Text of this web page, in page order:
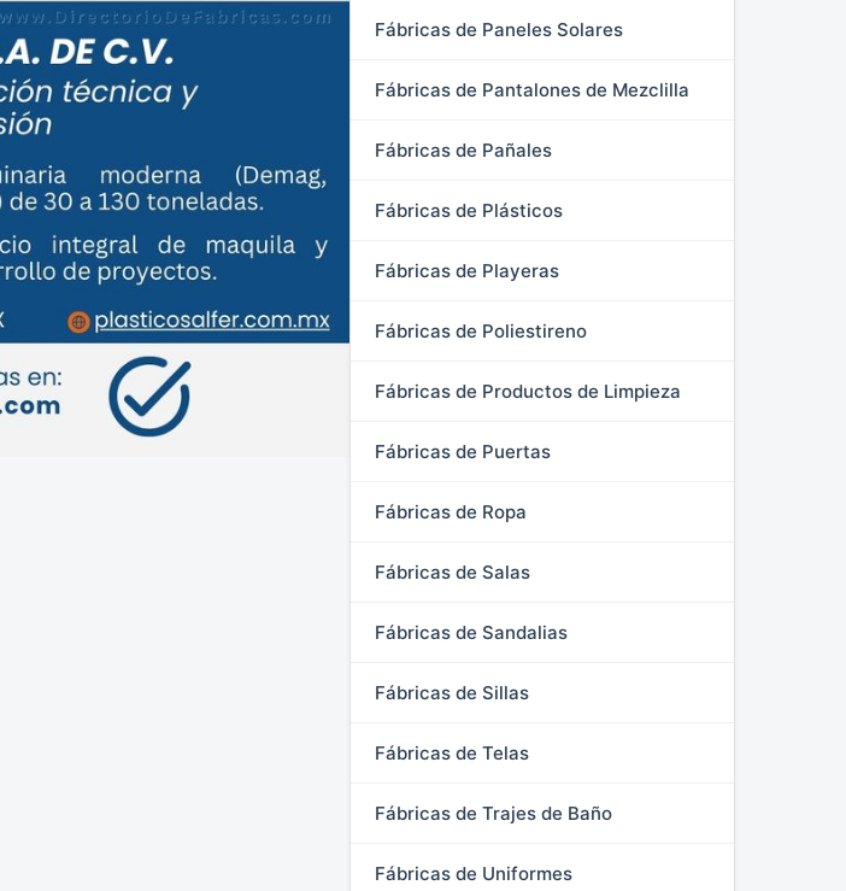
Fábricas de Paneles Solares
Fábricas de Pantalones de Mezclilla
Fábricas de Pañales
Fábricas de Plásticos
Fábricas de Playeras
Fábricas de Poliestireno
Fábricas de Productos de Limpieza
Fábricas de Puertas
Fábricas de Ropa
Fábricas de Salas
Fábricas de Sandalias
Fábricas de Sillas
Fábricas de Telas
Fábricas de Trajes de Baño
Fábricas de Uniformes